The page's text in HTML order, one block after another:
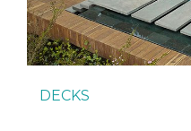
DECKS